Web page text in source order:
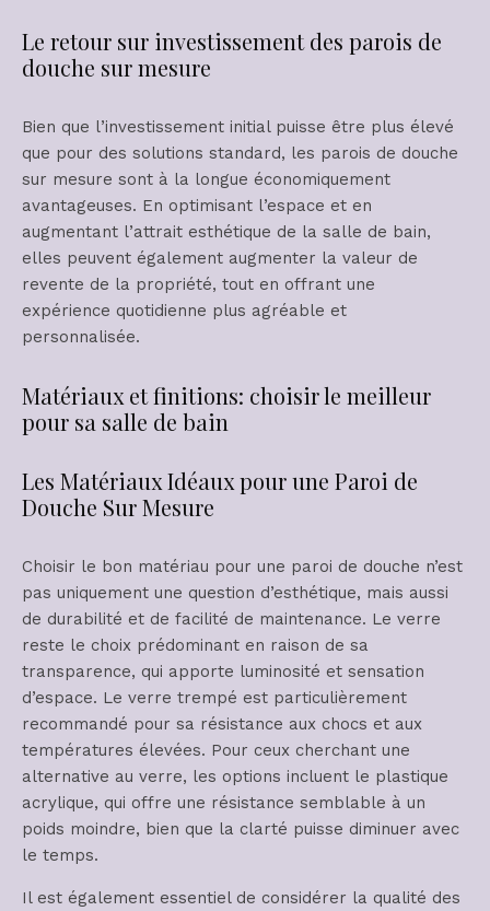
Le retour sur investissement des parois de
douche sur mesure
Bien que l’investissement initial puisse être plus élevé
que pour des solutions standard, les parois de douche
sur mesure sont à la longue économiquement
avantageuses. En optimisant l’espace et en
augmentant l’attrait esthétique de la salle de bain,
elles peuvent également augmenter la valeur de
revente de la propriété, tout en offrant une
expérience quotidienne plus agréable et
personnalisée.
Matériaux et finitions: choisir le meilleur
pour sa salle de bain
Les Matériaux Idéaux pour une Paroi de
Douche Sur Mesure
Choisir le bon matériau pour une paroi de douche n’est
pas uniquement une question d’esthétique, mais aussi
de durabilité et de facilité de maintenance. Le verre
reste le choix prédominant en raison de sa
transparence, qui apporte luminosité et sensation
d’espace. Le verre trempé est particulièrement
recommandé pour sa résistance aux chocs et aux
températures élevées. Pour ceux cherchant une
alternative au verre, les options incluent le plastique
acrylique, qui offre une résistance semblable à un
poids moindre, bien que la clarté puisse diminuer avec
le temps.
Il est également essentiel de considérer la qualité des